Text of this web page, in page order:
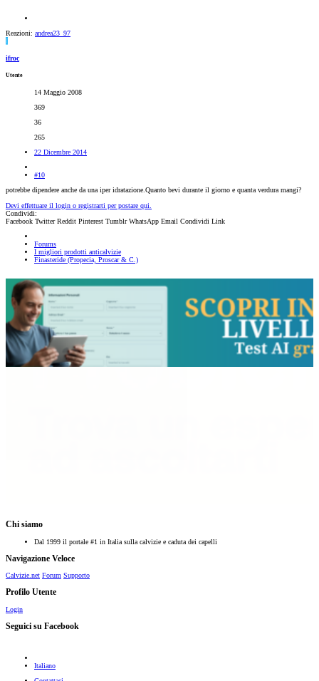
Reazioni: andrea23_97
I
ifroc
Utente
14 Maggio 2008
369
36
265
22 Dicembre 2014
#10
potrebbe dipendere anche da una iper idratazione.Quanto bevi durante il giorno e quanta verdura mangi?
Devi effettuare il login o registrarti per postare qui.
Condividi:
Facebook Twitter Reddit Pinterest Tumblr WhatsApp Email Condividi Link
Forums
I migliori prodotti anticalvizie
Finasteride (Propecia, Proscar & C.)
Chi siamo
Dal 1999 il portale #1 in Italia sulla calvizie e caduta dei capelli
Navigazione Veloce
Calvizie.net Forum Supporto
Profilo Utente
Login
Seguici su Facebook
Italiano